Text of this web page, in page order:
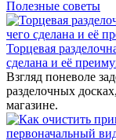
Полезные советы
Торцевая
сделана и её
Взгляд поневоле
разделочных
магазине.